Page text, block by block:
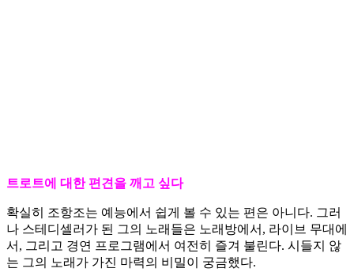
트로트에 대한 편견을 깨고 싶다
확실히 조항조는 예능에서 쉽게 볼 수 있는 편은 아니다. 그러
나 스테디셀러가 된 그의 노래들은 노래방에서, 라이브 무대에
서, 그리고 경연 프로그램에서 여전히 즐겨 불린다. 시들지 않
는 그의 노래가 가진 마력의 비밀이 궁금했다.